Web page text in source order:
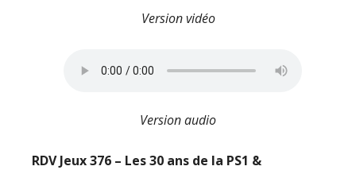
Version vidéo
Version audio
RDV Jeux 376 – Les 30 ans de la PS1 &